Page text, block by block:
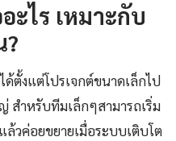
ะไร เหมาะกับ
ด้ตั้งแต่โปรเจกต์ขนาดเล็กไป
สำหรับทีมเล็กๆสามารถเริ่ม
วค่อยขยายเมื่อระบบเติบโต